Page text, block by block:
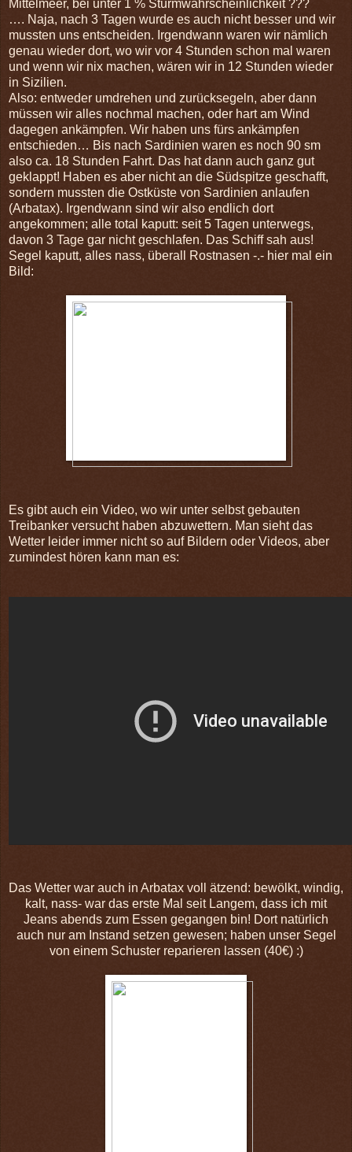
Mittelmeer, bei unter 1 % Sturmwahrscheinlichkeit ???
…. Naja, nach 3 Tagen wurde es auch nicht besser und wir
mussten uns entscheiden. Irgendwann waren wir nämlich
genau wieder dort, wo wir vor 4 Stunden schon mal waren
und wenn wir nix machen, wären wir in 12 Stunden wieder
in Sizilien.
Also: entweder umdrehen und zurücksegeln, aber dann
müssen wir alles nochmal machen, oder hart am Wind
dagegen ankämpfen. Wir haben uns fürs ankämpfen
entschieden… Bis nach Sardinien waren es noch 90 sm
also ca. 18 Stunden Fahrt. Das hat dann auch ganz gut
geklappt! Haben es aber nicht an die Südspitze geschafft,
sondern mussten die Ostküste von Sardinien anlaufen
(Arbatax). Irgendwann sind wir also endlich dort
angekommen; alle total kaputt: seit 5 Tagen unterwegs,
davon 3 Tage gar nicht geschlafen. Das Schiff sah aus!
Segel kaputt, alles nass, überall Rostnasen -.- hier mal ein
Bild:
Es gibt auch ein Video, wo wir unter selbst gebauten
Treibanker versucht haben abzuwettern. Man sieht das
Wetter leider immer nicht so auf Bildern oder Videos, aber
zumindest hören kann man es:
Das Wetter war auch in Arbatax voll ätzend: bewölkt, windig,
kalt, nass- war das erste Mal seit Langem, dass ich mit
Jeans abends zum Essen gegangen bin! Dort natürlich
auch nur am Instand setzen gewesen; haben unser Segel
von einem Schuster reparieren lassen (40€) :)